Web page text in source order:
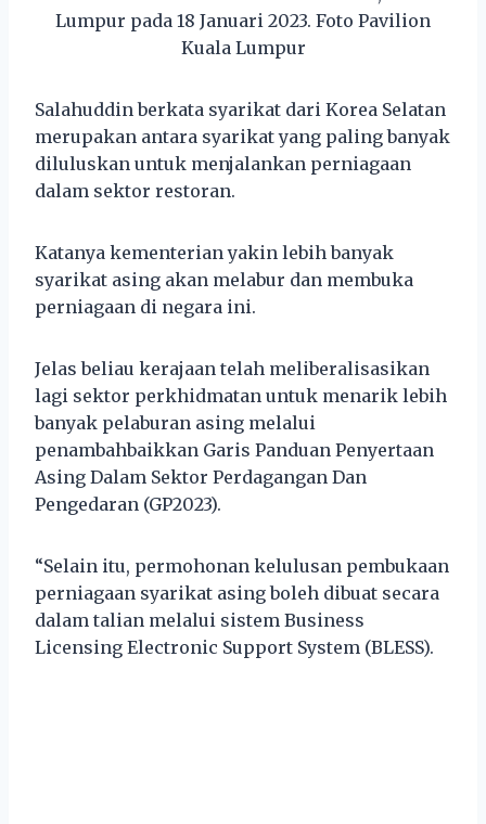
Lumpur pada 18 Januari 2023. Foto Pavilion
Kuala Lumpur
Salahuddin berkata syarikat dari Korea Selatan
merupakan antara syarikat yang paling banyak
diluluskan untuk menjalankan perniagaan
dalam sektor restoran.
Katanya kementerian yakin lebih banyak
syarikat asing akan melabur dan membuka
perniagaan di negara ini.
Jelas beliau kerajaan telah meliberalisasikan
lagi sektor perkhidmatan untuk menarik lebih
banyak pelaburan asing melalui
penambahbaikkan Garis Panduan Penyertaan
Asing Dalam Sektor Perdagangan Dan
Pengedaran (GP2023).
“Selain itu, permohonan kelulusan pembukaan
perniagaan syarikat asing boleh dibuat secara
dalam talian melalui sistem Business
Licensing Electronic Support System (BLESS).